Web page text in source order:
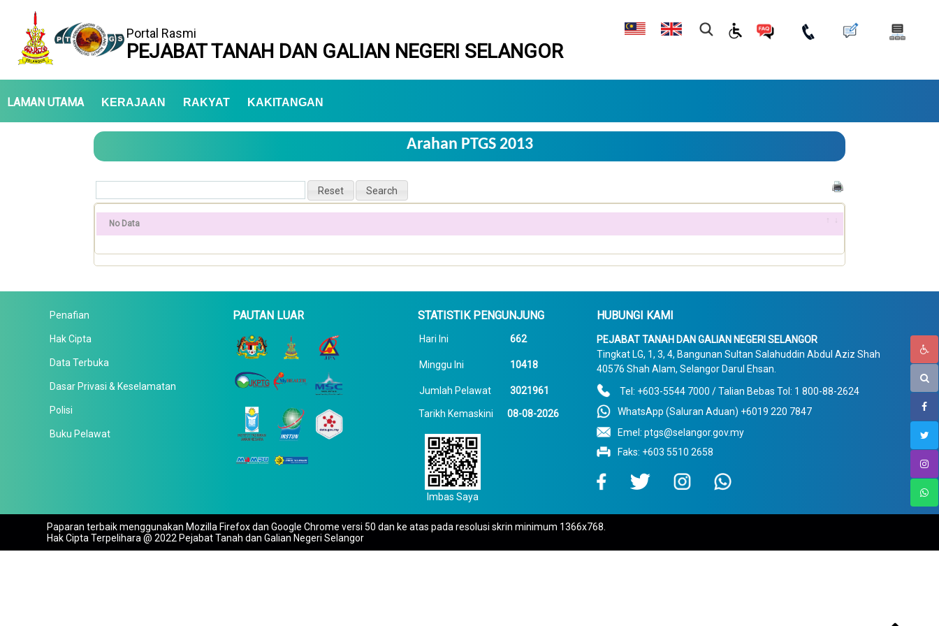
Portal Rasmi
PEJABAT TANAH DAN GALIAN NEGERI SELANGOR
LAMAN UTAMA KERAJAAN RAKYAT KAKITANGAN
Arahan PTGS 2013
No Data
Penafian
Hak Cipta
Data Terbuka
Dasar Privasi & Keselamatan
Polisi
Buku Pelawat
PAUTAN LUAR STATISTIK PENGUNJUNG
Hari Ini 662
Minggu Ini 10418
Jumlah Pelawat 3021961
Tarikh Kemaskini 08-08-2026
Imbas Saya
HUBUNGI KAMI
PEJABAT TANAH DAN GALIAN NEGERI SELANGOR
Tingkat LG, 1, 3, 4, Bangunan Sultan Salahuddin Abdul Aziz Shah
40576 Shah Alam, Selangor Darul Ehsan.
Tel: +603-5544 7000 / Talian Bebas Tol: 1 800-88-2624
WhatsApp (Saluran Aduan) +6019 220 7847
Emel: ptgs@selangor.gov.my
Faks: +603 5510 2658
Paparan terbaik menggunakan Mozilla Firefox dan Google Chrome versi 50 dan ke atas pada resolusi skrin minimum 1366x768.
Hak Cipta Terpelihara @ 2022 Pejabat Tanah dan Galian Negeri Selangor